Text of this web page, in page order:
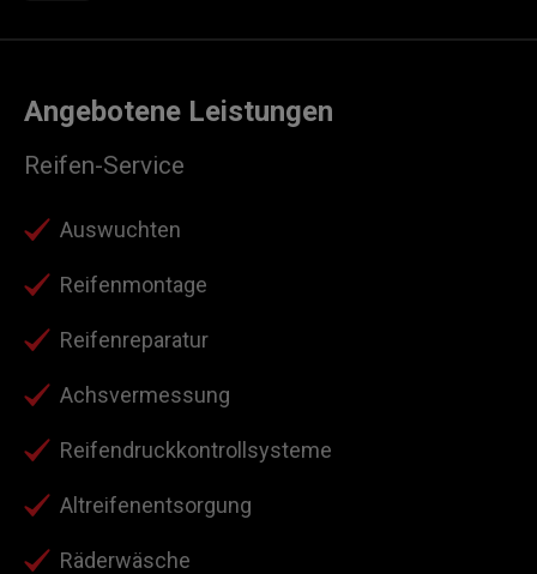
Angebotene Leistungen
Reifen-Service
Auswuchten
Reifenmontage
Reifenreparatur
Achsvermessung
Reifendruckkontrollsysteme
Altreifenentsorgung
Räderwäsche